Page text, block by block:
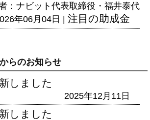
：ナビット代表取締役・福井泰代
年06月04日 | 注目の助成金
らのお知らせ
しました
2025年12月11日
しました